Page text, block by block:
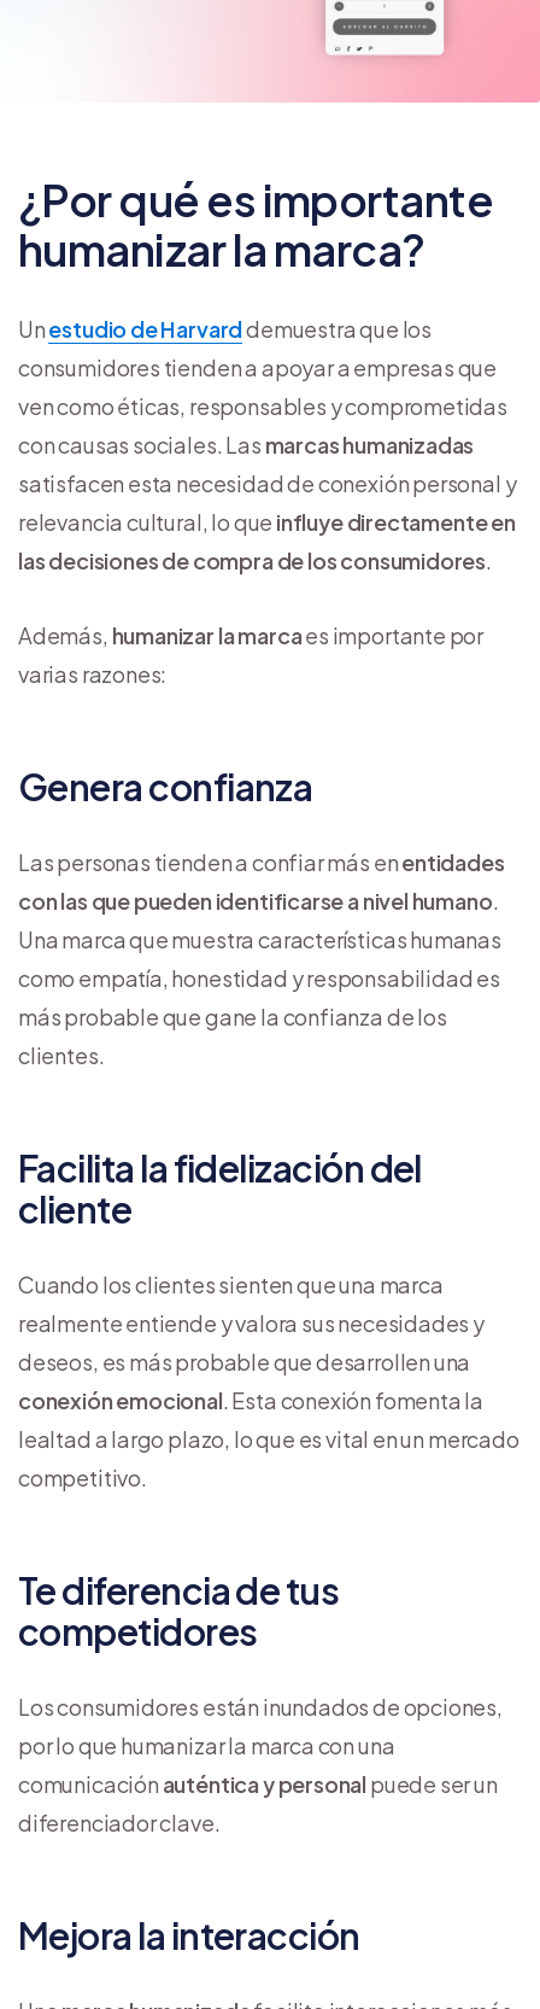
¿Por qué es importante
humanizar la marca?
Unestudio de Harvarddemuestra que los
consumidores tienden a apoyar a empresas que
ven como éticas, responsables y comprometidas
con causas sociales. Las marcas humanizadas
satisfacen esta necesidad de conexión personal y
relevancia cultural, lo que influye directamente en
las decisiones de compra de los consumidores.
Además, humanizar la marcaes importante por
varias razones:
Genera confianza
Las personas tienden a confiar más enentidades
con las que pueden identificarse a nivel humano.
Una marca que muestra características humanas
como empatía, honestidad y responsabilidad es
más probable que gane la confianza de los
clientes.
Facilita la fidelización del
cliente
Cuando los clientes sienten que una marca
realmente entiende y valora sus necesidades y
deseos, es más probable que desarrollen una
conexión emocional. Esta conexión fomenta la
lealtad a largo plazo, lo que es vital en un mercado
competitivo.
Te diferencia de tus
competidores
Los consumidores están inundados de opciones,
por lo que humanizar la marca con una
comunicación auténtica y personal puede ser un
diferenciador clave.
Mejora la interacción